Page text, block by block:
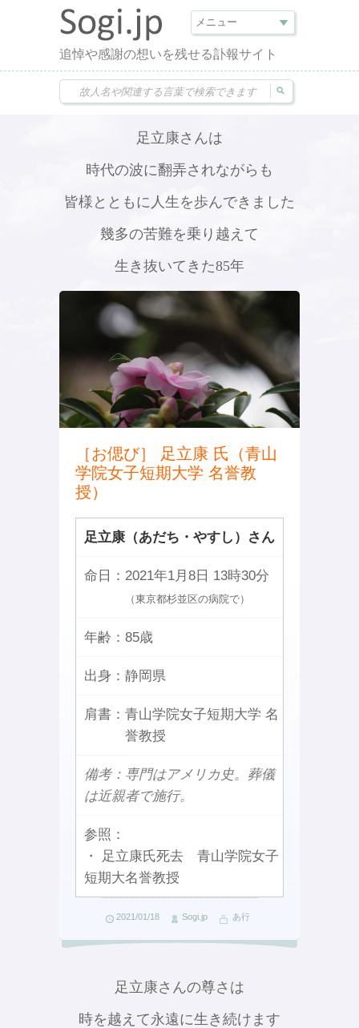
追悼や感謝の想いを残せる訃報サイト
足立康さんは
時代の波に翻弄されながらも
皆様とともに人生を歩んできました
幾多の苦難を乗り越えて
生き抜いてきた85年
［お偲び］ 足立康 氏（青山
学院女子短期大学 名誉教
授）
足立康（あだち・やすし）さん
命日： 2021年1月8日 13時30分
（東京都杉並区の病院で）
年齢： 85歳
出身： 静岡県
肩書： 青山学院女子短期大学 名
誉教授
備考：専門はアメリカ史。葬儀
は近親者で施行。
参照：
・ 足立康氏死去 青山学院女子
短期大名誉教授
2021/01/18 Sogi.jp あ行
足立康さんの尊さは
時を越えて永遠に生き続けます